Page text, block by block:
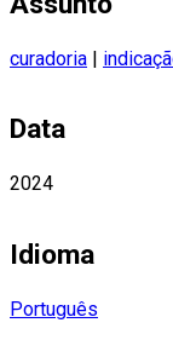
curadoria
Data
2024
Idioma
Português